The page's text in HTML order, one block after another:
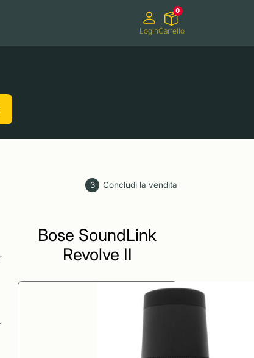
LoginCarrello
0
3 Concludi la vendita
Bose SoundLink
Revolve II